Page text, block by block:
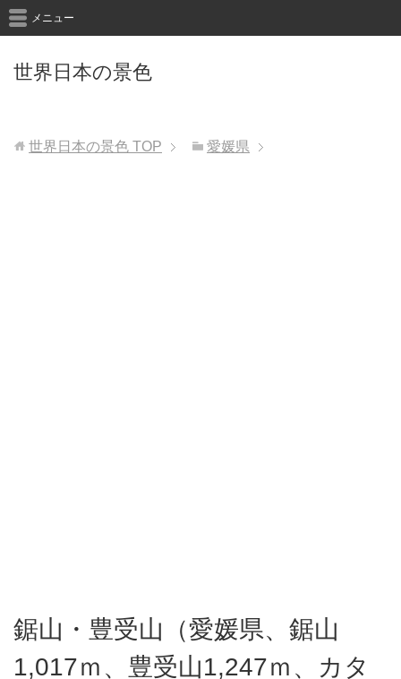
世界日本の景色
メニュー
世界日本の景色 TOP 愛媛県
鋸山・豊受山（愛媛県、鋸山
1,017ｍ、豊受山1,247ｍ、カタ